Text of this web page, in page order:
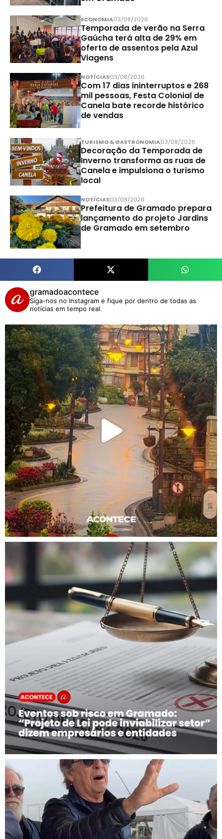
ECONOMIA03/08/2026
Temporada de verão na Serra
Gaúcha terá alta de 29% em
oferta de assentos pela Azul
Viagens
NOTÍCIAS03/08/2026
Com 17 dias ininterruptos e 268
mil pessoas, Festa Colonial de
Canela bate recorde histórico
de vendas
TURISMO & GASTRONOMIA03/08/2026
Decoração da Temporada de
Inverno transforma as ruas de
Canela e impulsiona o turismo
local
NOTÍCIAS03/08/2026
Prefeitura de Gramado prepara
lançamento do projeto Jardins
de Gramado em setembro
gramadoacontece
Siga-nos no Instagram e fique por dentro de todas as
notícias em tempo real.